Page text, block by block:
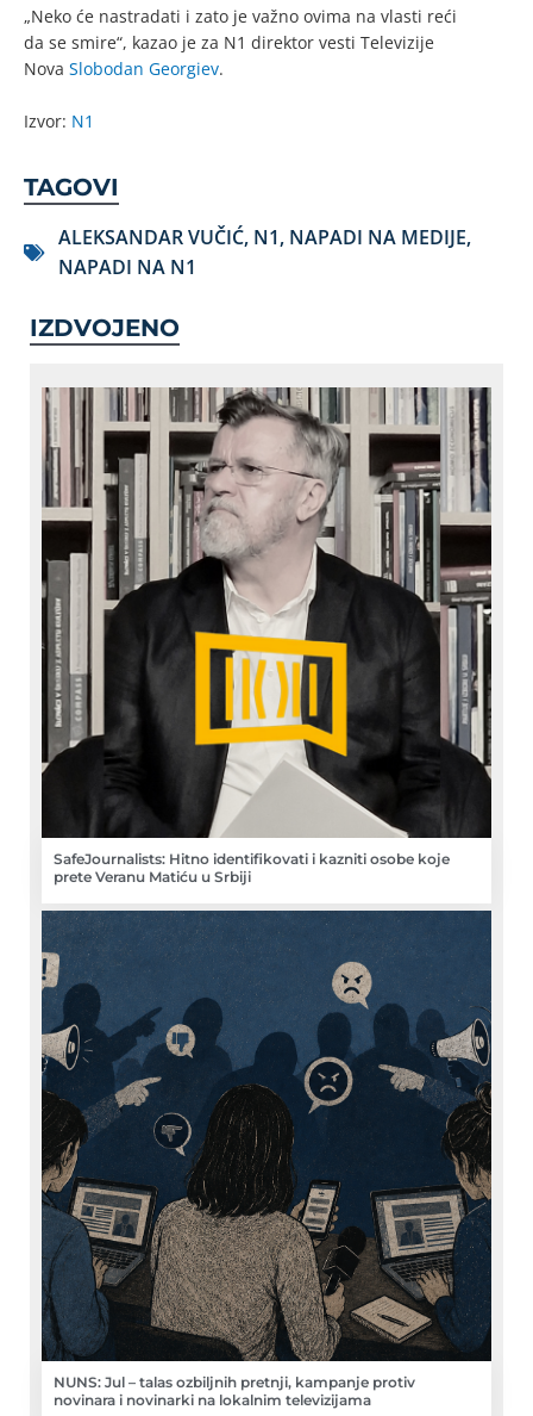
„Neko će nastradati i zato je važno ovima na vlasti reći
da se smire“, kazao je za N1 direktor vesti Televizije
Nova Slobodan Georgiev.
Izvor: N1
TAGOVI
ALEKSANDAR VUČIĆ, N1, NAPADI NA MEDIJE,
NAPADI NA N1
IZDVOJENO
SafeJournalists: Hitno identifikovati i kazniti osobe koje
prete Veranu Matiću u Srbiji
NUNS: Jul – talas ozbiljnih pretnji, kampanje protiv
novinara i novinarki na lokalnim televizijama